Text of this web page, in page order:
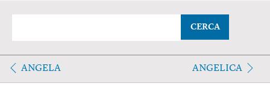
CERCA
ANGELA ANGELICA